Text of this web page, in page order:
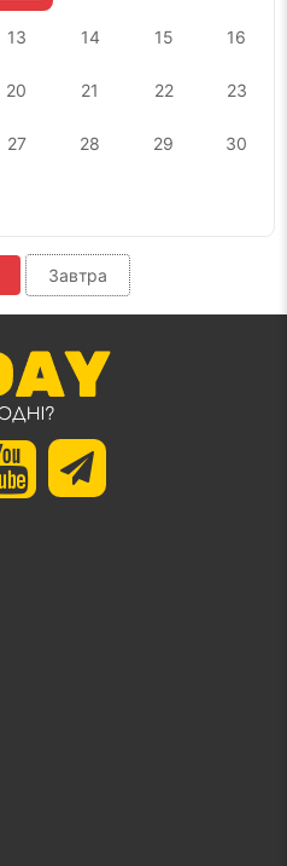
13 14 15 16
20 21 22 23
27 28 29 30
Завтра